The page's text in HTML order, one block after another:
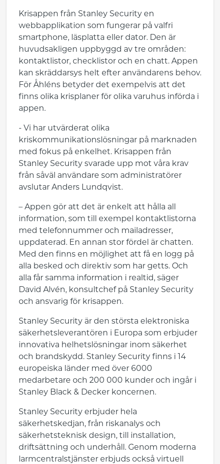
Krisappen från Stanley Security en
webbapplikation som fungerar på valfri
smartphone, läsplatta eller dator. Den är
huvudsakligen uppbyggd av tre områden:
kontaktlistor, checklistor och en chatt. Appen
kan skräddarsys helt efter användarens behov.
För Åhléns betyder det exempelvis att det
finns olika krisplaner för olika varuhus införda i
appen.
- Vi har utvärderat olika
kriskommunikationslösningar på marknaden
med fokus på enkelhet. Krisappen från
Stanley Security svarade upp mot våra krav
från såväl användare som administratörer
avslutar Anders Lundqvist.
– Appen gör att det är enkelt att hålla all
information, som till exempel kontaktlistorna
med telefonnummer och mailadresser,
uppdaterad. En annan stor fördel är chatten.
Med den finns en möjlighet att få en logg på
alla besked och direktiv som har getts. Och
alla får samma information i realtid, säger
David Alvén, konsultchef på Stanley Security
och ansvarig för krisappen.
Stanley Security är den största elektroniska
säkerhetsleverantören i Europa som erbjuder
innovativa helhetslösningar inom säkerhet
och brandskydd. Stanley Security finns i 14
europeiska länder med över 6000
medarbetare och 200 000 kunder och ingår i
Stanley Black & Decker koncernen.
Stanley Security erbjuder hela
säkerhetskedjan, från riskanalys och
säkerhetsteknisk design, till installation,
driftsättning och underhåll. Genom moderna
larmcentralstjänster erbjuds också virtuell